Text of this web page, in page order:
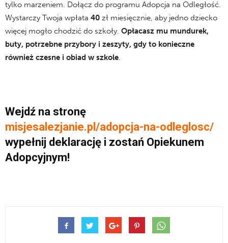
tylko marzeniem. Dołącz do programu Adopcja na Odległość.
Wystarczy Twoja wpłata 40 zł miesięcznie, aby jedno dziecko
więcej mogło chodzić do szkoły. Opłacasz mu mundurek,
buty, potrzebne przybory i zeszyty, gdy to konieczne
również czesne i obiad w szkole.
Wejdź na stronę
misjesalezjanie.pl/adopcja-na-odleglosc/
wypełnij deklarację i zostań Opiekunem
Adopcyjnym!